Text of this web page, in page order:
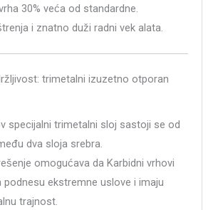
30% veća od standardne.
i znatno duži radni vek alata.
trimetalni izuzetno otporan
specijalni trimetalni sloj sastoji se od
dva sloja srebra.
omogućava da Karbidni vrhovi
podnesu ekstremne uslove i imaju
trajnost.